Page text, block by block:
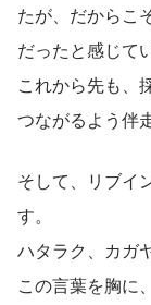
たが、だからこ
だったと感じて
これから先も、
つながるよう伴
そして、リブイ
す。
ハタラク、カガ
この言葉を胸に